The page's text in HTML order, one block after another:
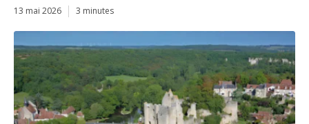
13 mai 2026 3 minutes